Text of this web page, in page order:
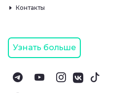
Контакты
Узнать больше